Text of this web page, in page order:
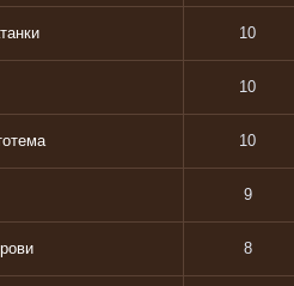
10
10
10
9
8